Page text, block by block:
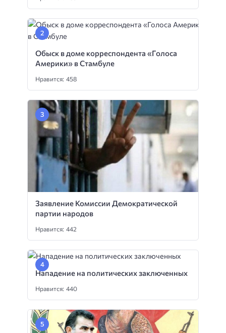
Обыск в доме корреспондента «Голоса
Америки» в Стамбуле
Нравится: 458
Заявление Комиссии Демократической
партии народов
Нравится: 442
Нападение на политических заключенных
Нравится: 440